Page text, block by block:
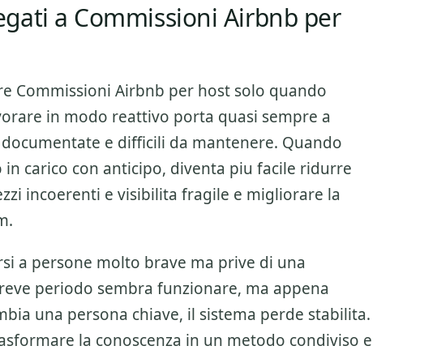
a Commissioni Airbnb per
Commissioni Airbnb per host solo quando
in modo reattivo porta quasi sempre a
e difficili da mantenere. Quando
in carico con anticipo, diventa piu facile ridurre
incoerenti e visibilita fragile e migliorare la
a persone molto brave ma prive di una
periodo sembra funzionare, ma appena
una persona chiave, il sistema perde stabilita.
la conoscenza in un metodo condiviso e